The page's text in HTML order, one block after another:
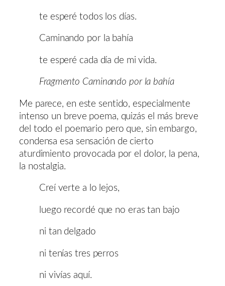
te esperé todos los días.
Caminando por la bahía
te esperé cada día de mi vida.
Fragmento Caminando por la bahía
Me parece, en este sentido, especialmente
intenso un breve poema, quizás el más breve
del todo el poemario pero que, sin embargo,
condensa esa sensación de cierto
aturdimiento provocada por el dolor, la pena,
la nostalgia.
Creí verte a lo lejos,
luego recordé que no eras tan bajo
ni tan delgado
ni tenías tres perros
ni vivías aquí.